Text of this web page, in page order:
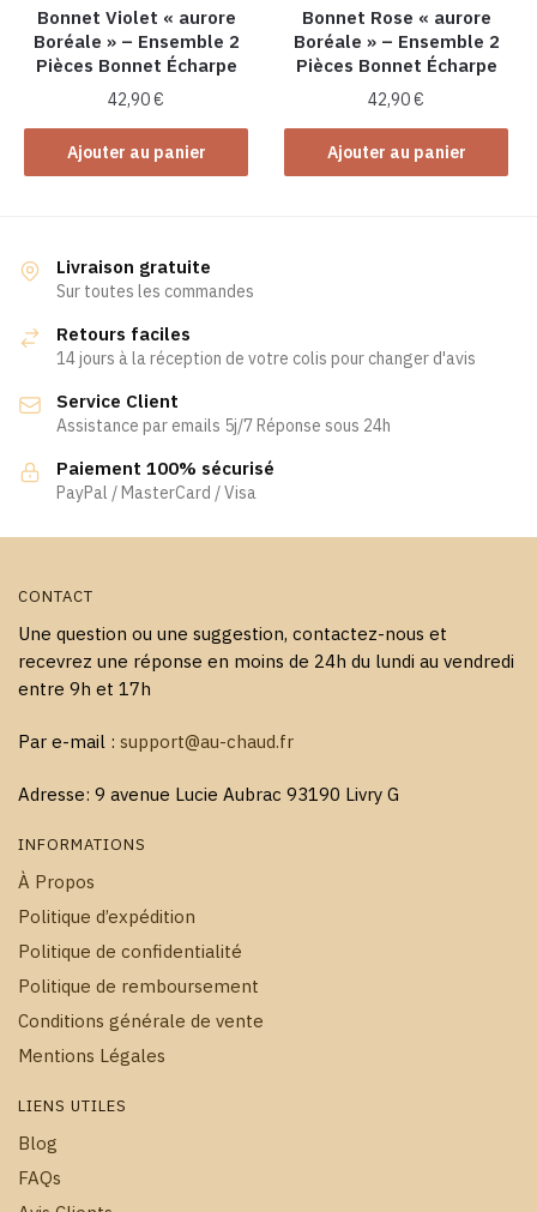
la
page
du
produit
Bonnet Violet « aurore
Boréale » – Ensemble 2
Pièces Bonnet Écharpe
42,90€
Ajouter au panier
Bonnet Rose « aurore
Boréale » – Ensemble 2
Pièces Bonnet Écharpe
42,90€
Ajouter au panier
Livraison gratuite
Sur toutes les commandes
Retours faciles
14 jours à la réception de votre colis pour changer d'avis
Service Client
Assistance par emails 5j/7 Réponse sous 24h
Paiement 100% sécurisé
PayPal / MasterCard / Visa
CONTACT
Une question ou une suggestion, contactez-nous et
recevrez une réponse en moins de 24h du lundi au vendredi
entre 9h et 17h
Par e-mail : support@au-chaud.fr
Adresse: 9 avenue Lucie Aubrac 93190 Livry G
INFORMATIONS
À Propos
Politique d’expédition
Politique de confidentialité
Politique de remboursement
Conditions générale de vente
Mentions Légales
LIENS UTILES
Blog
FAQs